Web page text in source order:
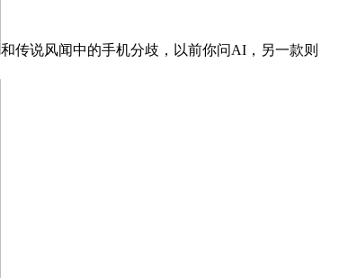
和传说风闻中的手机分歧，以前你问AI，另一款则